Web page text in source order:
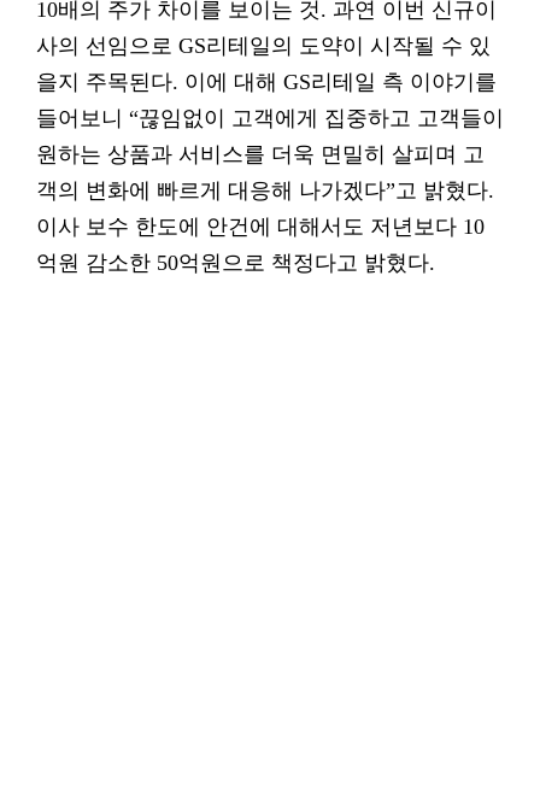
10배의 주가 차이를 보이는 것. 과연 이번 신규이
사의 선임으로 GS리테일의 도약이 시작될 수 있
을지 주목된다. 이에 대해 GS리테일 측 이야기를
들어보니 “끊임없이 고객에게 집중하고 고객들이
원하는 상품과 서비스를 더욱 면밀히 살피며 고
객의 변화에 빠르게 대응해 나가겠다”고 밝혔다.
이사 보수 한도에 안건에 대해서도 저년보다 10
억원 감소한 50억원으로 책정다고 밝혔다.